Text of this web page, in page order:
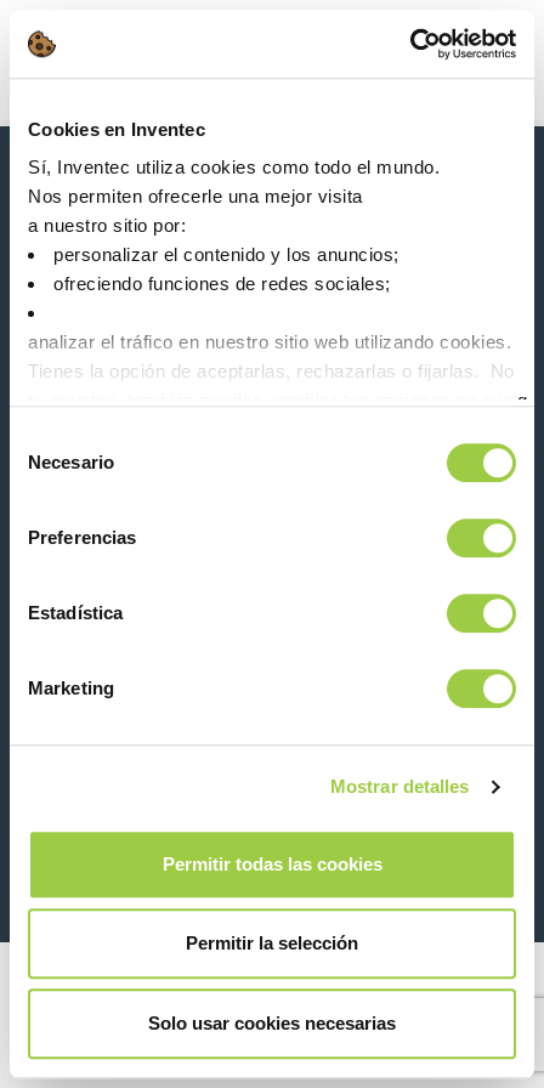
Cookies en Inventec
Sí, Inventec utiliza cookies como todo el mundo.
Nos permiten ofrecerle una mejor visita
a nuestro sitio por:
personalizar el contenido y los anuncios;
ofreciendo funciones de redes sociales;
analizar el tráfico en nuestro sitio web utilizando cookies.
Tienes la opción de aceptarlas, rechazarlas o fijarlas. No
te asustes, también puedes cambiar tus opciones en
Necesario
Preferencias
Estadística
Marketing
Mostrar detalles
Permitir todas las cookies
Permitir la selección
Solo usar cookies necesarias
Búsqueda
Inicio Product Processes Soldadura manual
Novedades, servicios, productos, ...
¡Manténgase conectado con nuestro boletín de
Síganos en:
© Copyright 2026 Información legal y aviso de privacidad